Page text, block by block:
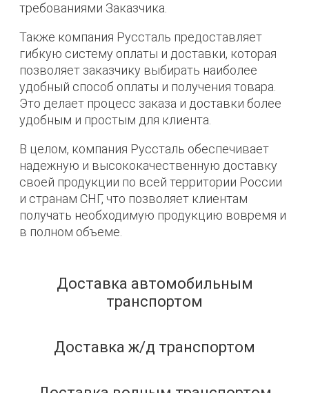
требованиями Заказчика.
Также компания Руссталь предоставляет
гибкую систему оплаты и доставки, которая
позволяет заказчику выбирать наиболее
удобный способ оплаты и получения товара.
Это делает процесс заказа и доставки более
удобным и простым для клиента.
В целом, компания Руссталь обеспечивает
надежную и высококачественную доставку
своей продукции по всей территории России
и странам СНГ, что позволяет клиентам
получать необходимую продукцию вовремя и
в полном объеме.
Доставка автомобильным
транспортом
Доставка ж/д транспортом